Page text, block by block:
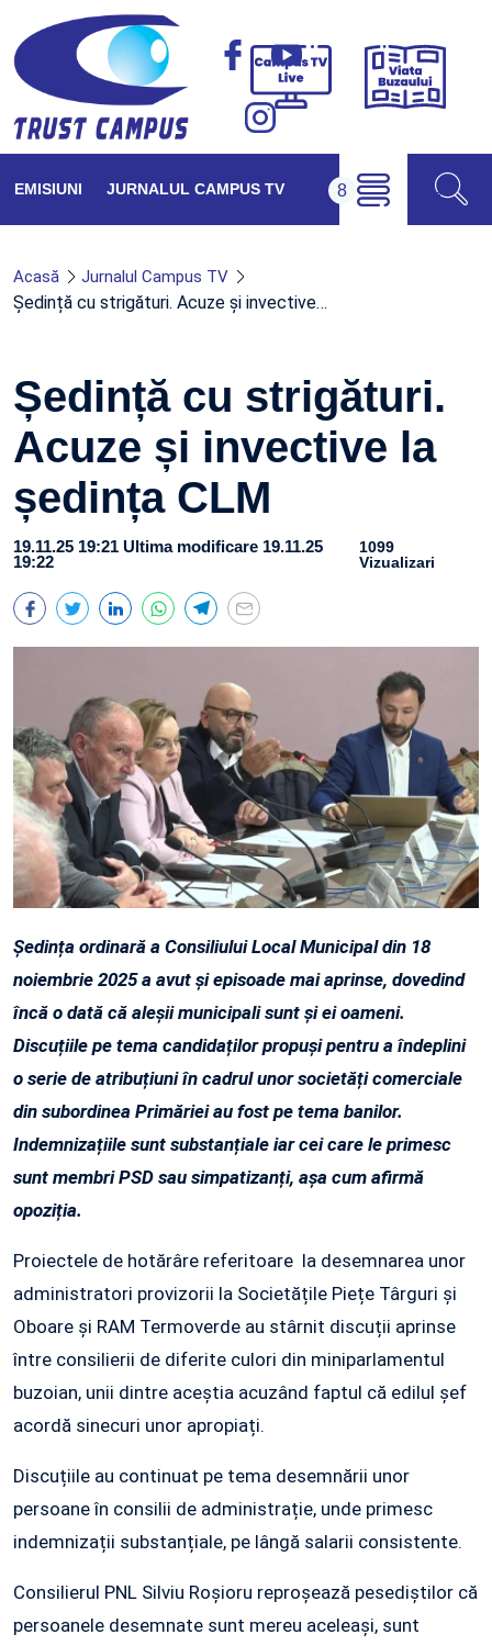
Campus
Viața
EMISIUNI JURNALUL CAMPUS TV
Acasă Jurnalul Campus TV
Ședință cu strigături. Acuze și invective…
Ședință cu strigături.
Acuze și invective la
ședința CLM
19.11.25 19:21 Ultima modificare 19.11.25
19:22
1099
Vizualizari
Ședința ordinară a Consiliului Local Municipal din 18
noiembrie 2025 a avut și episoade mai aprinse, dovedind
încă o dată că aleșii municipali sunt și ei oameni.
Discuțiile pe tema candidaților propuși pentru a îndeplini
o serie de atribuțiuni în cadrul unor societăți comerciale
din subordinea Primăriei au fost pe tema banilor.
Indemnizațiile sunt substanțiale iar cei care le primesc
sunt membri PSD sau simpatizanți, așa cum afirmă
opoziția.
Proiectele de hotărâre referitoare la desemnarea unor
administratori provizorii la Societățile Piețe Târguri și
Oboare și RAM Termoverde au stârnit discuții aprinse
între consilierii de diferite culori din miniparlamentul
buzoian, unii dintre aceștia acuzând faptul că edilul șef
acordă sinecuri unor apropiați.
Discuțiile au continuat pe tema desemnării unor
persoane în consilii de administrație, unde primesc
indemnizații substanțiale, pe lângă salarii consistente.
Consilierul PNL Silviu Roșioru reproșează pesediștilor că
persoanele desemnate sunt mereu aceleași, sunt